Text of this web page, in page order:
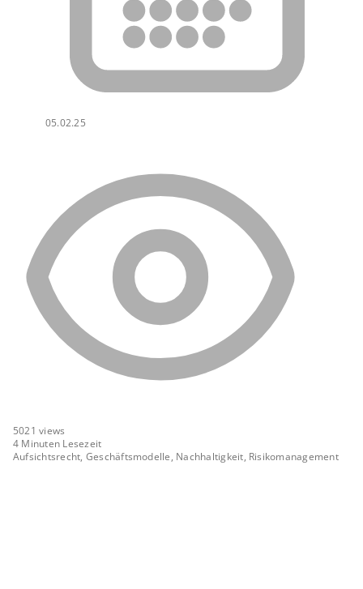
05.02.25
5021 views
4 Minuten Lesezeit
Aufsichtsrecht, Geschäftsmodelle, Nachhaltigkeit, Risikomanagement